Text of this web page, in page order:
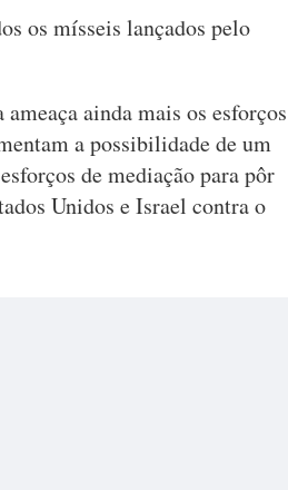
os mísseis lançados pelo
ainda mais os esforços
a possibilidade de um
de mediação para pôr
Unidos e Israel contra o